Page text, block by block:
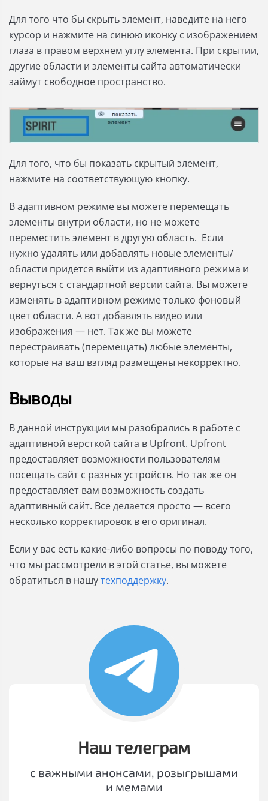
Для того что бы скрыть элемент, наведите на него
курсор и нажмите на синюю иконку с изображением
глаза в правом верхнем углу элемента. При скрытии,
другие области и элементы сайта автоматически
займут свободное пространство.
Для того, что бы показать скрытый элемент,
нажмите на соответствующую кнопку.
В адаптивном режиме вы можете перемещать
элементы внутри области, но не можете
переместить элемент в другую область. Если
нужно удалять или добавлять новые элементы/
области придется выйти из адаптивного режима и
вернуться с стандартной версии сайта. Вы можете
изменять в адаптивном режиме только фоновый
цвет области. А вот добавлять видео или
изображения — нет. Так же вы можете
перестраивать (перемещать) любые элементы,
которые на ваш взгляд размещены некорректно.
Выводы
В данной инструкции мы разобрались в работе с
адаптивной версткой сайта в Upfront. Upfront
предоставляет возможности пользователям
посещать сайт с разных устройств. Но так же он
предоставляет вам возможность создать
адаптивный сайт. Все делается просто — всего
несколько корректировок в его оригинал.
Если у вас есть какие-либо вопросы по поводу того,
что мы рассмотрели в этой статье, вы можете
обратиться в нашутехподдержку.
Наш телеграм
с важными анонсами, розыгрышами
и мемами